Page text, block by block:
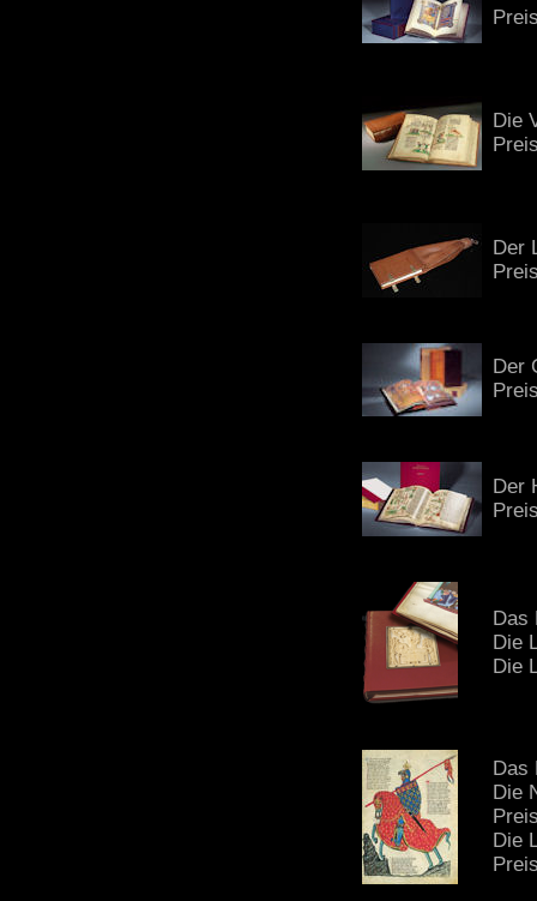
Die
Der
Der
Der
Das
Die
Die
Das
Die
Die